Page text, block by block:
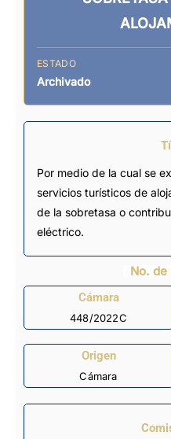
ESTADO
Archivado
Por medio de la cual se
servicios turísticos de
de la sobretasa o
eléctrico.
No.
Cámara
448/2022C
Origen
Cámara